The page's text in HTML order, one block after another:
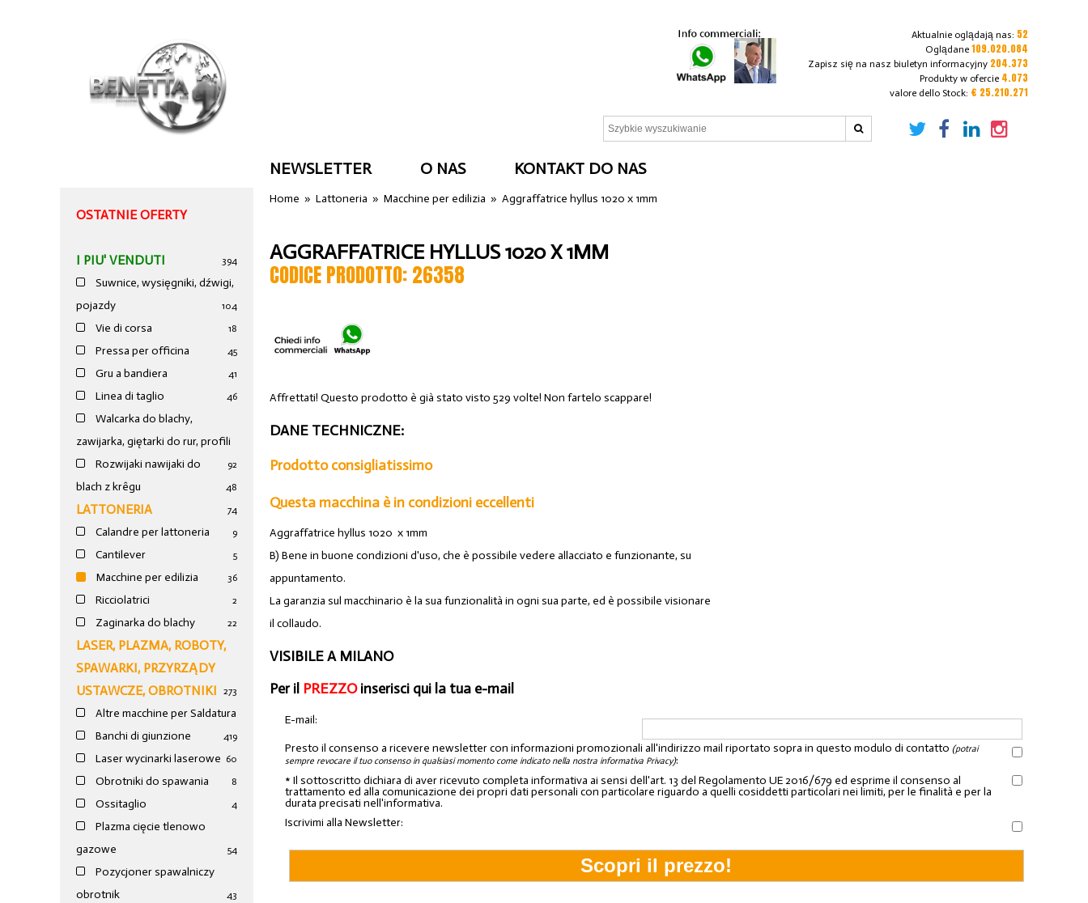
Aktualnie oglądają nas: 52
Oglądane 109.020.084
Zapisz się na nasz biuletyn informacyjny 204.373
Produkty w ofercie 4.073
valore dello Stock: € 25.210.271
NEWSLETTER O NAS KONTAKT DO NAS
OSTATNIE OFERTY
I PIU' VENDUTI 394
Suwnice, wysięgniki, dźwigi,
pojazdy
104
Vie di corsa 18
Pressa per officina 45
Gru a bandiera 41
Linea di taglio 46
Walcarka do blachy,
zawijarka, giętarki do rur, profili
92
Rozwijaki nawijaki do
blach z krêgu
48
LATTONERIA 74
Calandre per lattoneria 9
Cantilever 5
Macchine per edilizia 36
Ricciolatrici 2
Zaginarka do blachy 22
LASER, PLAZMA, ROBOTY,
SPAWARKI, PRZYRZĄDY
USTAWCZE, OBROTNIKI
273
Altre macchine per Saldatura
19
Banchi di giunzione 4
Laser wycinarki laserowe 60
Obrotniki do spawania 8
Ossitaglio 4
Plazma cięcie tlenowo
gazowe
54
Pozycjoner spawalniczy
obrotnik
43
Home »Lattoneria »Macchine per edilizia »Aggraffatrice hyllus 1020 x 1mm
AGGRAFFATRICE HYLLUS 1020 X 1MM
CODICE PRODOTTO: 26358
Affrettati! Questo prodotto è già stato visto 529 volte! Non fartelo scappare!
DANE TECHNICZNE:
Prodotto consigliatissimo
Questa macchina è in condizioni eccellenti
Aggraffatrice hyllus 1020 x 1mm
B) Bene in buone condizioni d'uso, che è possibile vedere allacciato e funzionante, su
appuntamento.
La garanzia sul macchinario è la sua funzionalità in ogni sua parte, ed è possibile visionare
il collaudo.
VISIBILE A MILANO
Per il PREZZOinserisci qui la tua e-mail
E-mail:
Presto il consenso a ricevere newsletter con informazioni promozionali all'indirizzo mail riportato sopra in questo modulo di contatto (potrai
sempre revocare il tuo consenso in qualsiasi momento come indicato nella nostra informativa Privacy):
* Il sottoscritto dichiara di aver ricevuto completa informativa ai sensi dell'art. 13 del Regolamento UE 2016/679 ed esprime il consenso al
trattamento ed alla comunicazione dei propri dati personali con particolare riguardo a quelli cosiddetti particolari nei limiti, per le finalità e per la
durata precisati nell'informativa.
Iscrivimi alla Newsletter: